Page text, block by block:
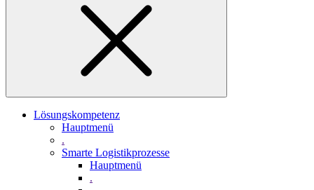
Lösungskompetenz
Hauptmenü
.
Smarte Logistikprozesse
Hauptmenü
.